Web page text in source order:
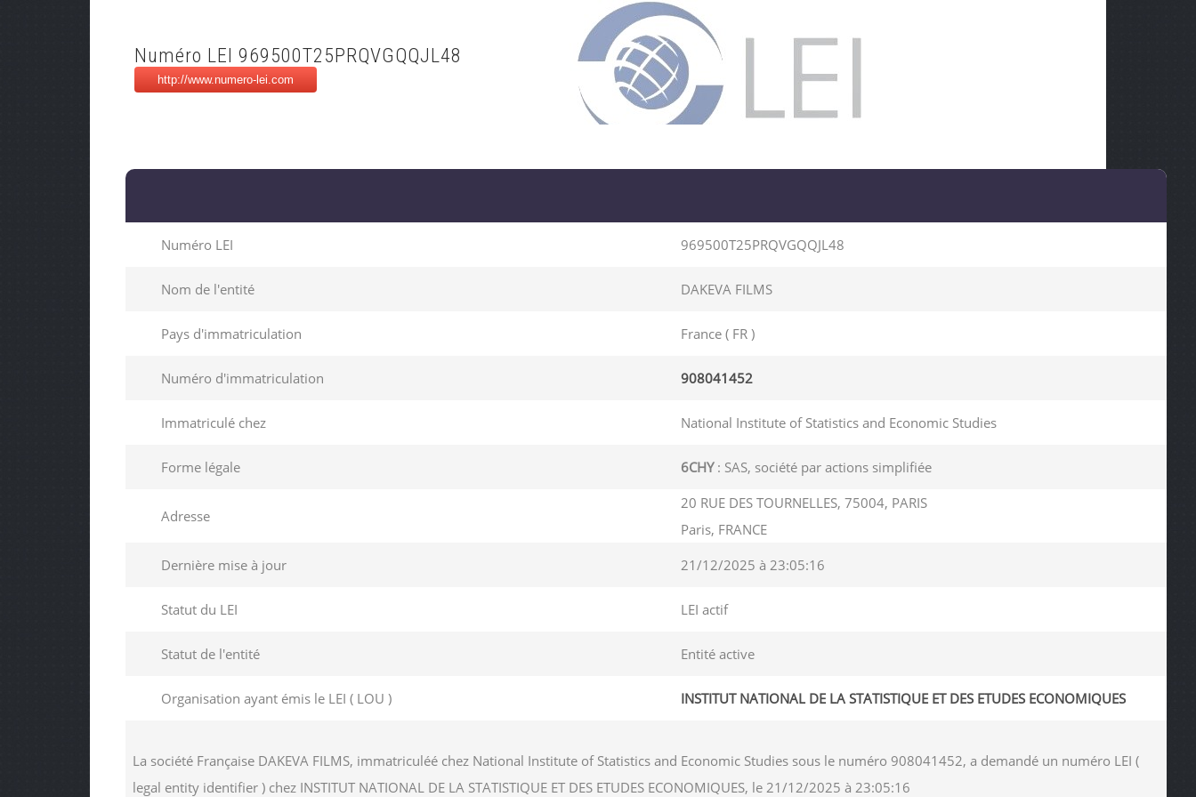
Numéro LEI 969500T25PRQVGQQJL48
Numéro LEI 969500T25PRQVGQQJL48
Nom de l'entité DAKEVA FILMS
Pays d'immatriculation France ( FR )
Numéro d'immatriculation 908041452
Immatriculé chez National Institute of Statistics and Economic Studies
Forme légale 6CHY: SAS, société par actions simplifiée
Adresse
20 RUE DES TOURNELLES, 75004, PARIS
Paris, FRANCE
Dernière mise à jour
21/12/2025 à 23:05:16
Statut du LEI LEI actif
Statut de l'entité Entité active
Organisation ayant émis le LEI ( LOU ) INSTITUT NATIONAL DE LA STATISTIQUE ET DES ETUDES ECONOMIQUES
La société Française DAKEVA FILMS, immatriculéé chez National Institute of Statistics and Economic Studies sous le numéro 908041452, a demandé un numéro LEI (
legal entity identifier ) chez INSTITUT NATIONAL DE LA STATISTIQUE ET DES ETUDES ECONOMIQUES, le 21/12/2025 à 23:05:16